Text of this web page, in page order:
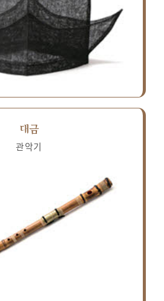
대금
관악기